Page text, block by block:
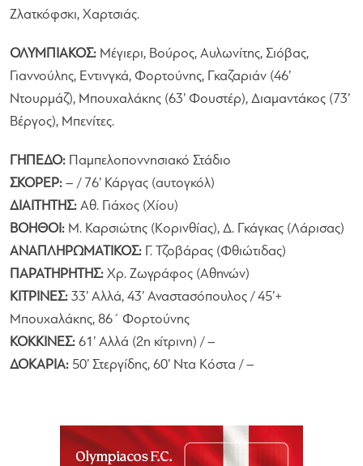
Ζλατκόφσκι, Χαρτσιάς.
ΟΛΥΜΠΙΑΚΟΣ: Μέγιερι, Βούρος, Αυλωνίτης, Σιόβας,
Γιαννούλης, Εντινγκά, Φορτούνης, Γκαζαριάν (46’
Ντουρμάζ), Μπουχαλάκης (63’ Φουστέρ), Διαμαντάκος (73’
Βέργος), Μπενίτες.
ΓΗΠΕΔΟ: Παμπελοποννησιακό Στάδιο
ΣΚΟΡΕΡ: – / 76’ Κάργας (αυτογκόλ)
ΔΙΑΙΤΗΤΗΣ: Αθ. Γιάχος (Χίου)
ΒΟΗΘΟΙ: Μ. Καρσιώτης (Κορινθίας), Δ. Γκάγκας (Λάρισας)
ΑΝΑΠΛΗΡΩΜΑΤΙΚΟΣ: Γ. Τζοβάρας (Φθιώτιδας)
ΠΑΡΑΤΗΡΗΤΗΣ: Χρ. Ζωγράφος (Αθηνών)
ΚΙΤΡΙΝΕΣ: 33’ Αλλά, 43’ Αναστασόπουλος / 45’+
Μπουχαλάκης, 86΄ Φορτούνης
ΚΟΚΚΙΝΕΣ: 61’ Αλλά (2η κίτρινη) / –
ΔΟΚΑΡΙΑ: 50’ Στεργίδης, 60’ Ντα Κόστα / –